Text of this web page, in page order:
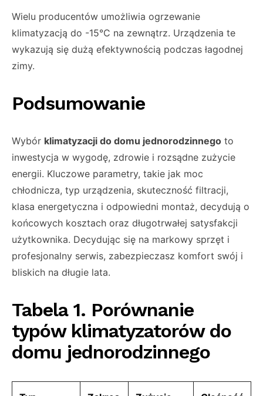
Wielu producentów umożliwia ogrzewanie
klimatyzacją do -15°C na zewnątrz. Urządzenia te
wykazują się dużą efektywnością podczas łagodnej
zimy.
Podsumowanie
Wybór klimatyzacji do domu jednorodzinnego to
inwestycja w wygodę, zdrowie i rozsądne zużycie
energii. Kluczowe parametry, takie jak moc
chłodnicza, typ urządzenia, skuteczność filtracji,
klasa energetyczna i odpowiedni montaż, decydują o
końcowych kosztach oraz długotrwałej satysfakcji
użytkownika. Decydując się na markowy sprzęt i
profesjonalny serwis, zabezpieczasz komfort swój i
bliskich na długie lata.
Tabela 1. Porównanie
typów klimatyzatorów do
domu jednorodzinnego